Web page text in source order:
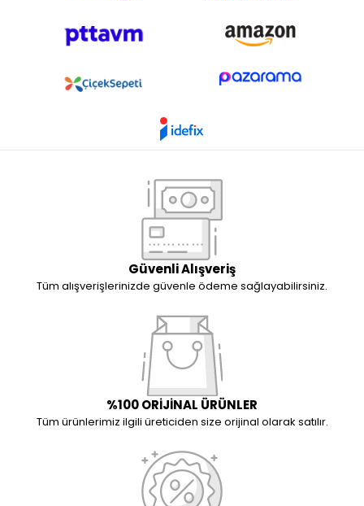
Güvenli Alışveriş
Tüm alışverişlerinizde güvenle ödeme sağlayabilirsiniz.
%100 ORİJİNAL ÜRÜNLER
Tüm ürünlerimiz ilgili üreticiden size orijinal olarak satılır.